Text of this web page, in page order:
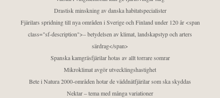
Drastisk minskning av danska habitatspecialister
Fjärilars spridning till nya områden i Sverige och Finland under 120 år <span
class="sf-description">– betydelsen av klimat, landskapstyp och arters
särdrag</span>
Spanska kamgräsfjärilar hotas av allt torrare somrar
Mikroklimat avgör utvecklingshastighet
Bete i Natura 2000-områden hotar de väddnätfjärilar som ska skyddas
Nektar – tema med många variationer